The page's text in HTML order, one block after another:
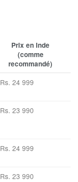
Prix ​​en Inde
(comme
recommandé)
Rs. 24 999
Rs. 23 990
Rs. 24 999
Rs. 23 990